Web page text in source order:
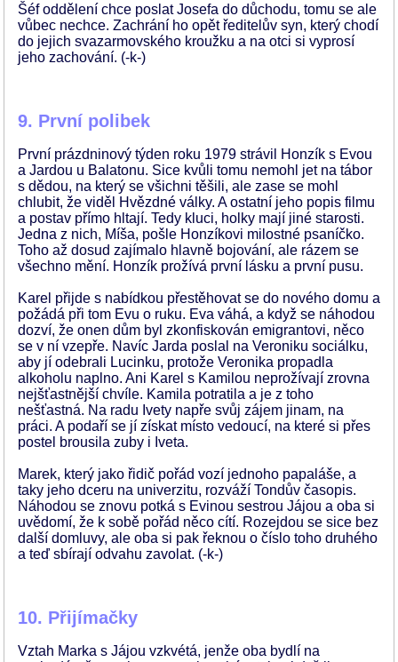
Šéf oddělení chce poslat Josefa do důchodu, tomu se ale
vůbec nechce. Zachrání ho opět ředitelův syn, který chodí
do jejich svazarmovského kroužku a na otci si vyprosí
jeho zachování. (-k-)
9. První polibek
První prázdninový týden roku 1979 strávil Honzík s Evou
a Jardou u Balatonu. Sice kvůli tomu nemohl jet na tábor
s dědou, na který se všichni těšili, ale zase se mohl
chlubit, že viděl Hvězdné války. A ostatní jeho popis filmu
a postav přímo hltají. Tedy kluci, holky mají jiné starosti.
Jedna z nich, Míša, pošle Honzíkovi milostné psaníčko.
Toho až dosud zajímalo hlavně bojování, ale rázem se
všechno mění. Honzík prožívá první lásku a první pusu.
Karel přijde s nabídkou přestěhovat se do nového domu a
požádá při tom Evu o ruku. Eva váhá, a když se náhodou
dozví, že onen dům byl zkonfiskován emigrantovi, něco
se v ní vzepře. Navíc Jarda poslal na Veroniku sociálku,
aby jí odebrali Lucinku, protože Veronika propadla
alkoholu naplno. Ani Karel s Kamilou neprožívají zrovna
nejšťastnější chvíle. Kamila potratila a je z toho
nešťastná. Na radu Ivety napře svůj zájem jinam, na
práci. A podaří se jí získat místo vedoucí, na které si přes
postel brousila zuby i Iveta.
Marek, který jako řidič pořád vozí jednoho papaláše, a
taky jeho dceru na univerzitu, rozváží Tondův časopis.
Náhodou se znovu potká s Evinou sestrou Jájou a oba si
uvědomí, že k sobě pořád něco cítí. Rozejdou se sice bez
další domluvy, ale oba si pak řeknou o číslo toho druhého
a teď sbírají odvahu zavolat. (-k-)
10. Přijímačky
Vztah Marka s Jájou vzkvétá, jenže oba bydlí na